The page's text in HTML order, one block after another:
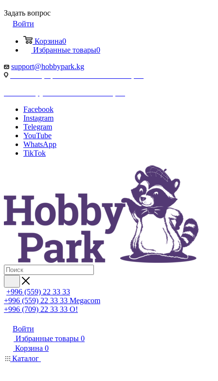
Задать вопрос
Войти
Корзина0
Избранные товары0
support@hobbypark.kg
Facebook
Instagram
Telegram
YouTube
WhatsApp
TikTok
+996 (559) 22 33 33
+996 (559) 22 33 33 Megacom
+996 (709) 22 33 33 O!
Войти
Избранные товары 0
Корзина 0
Каталог